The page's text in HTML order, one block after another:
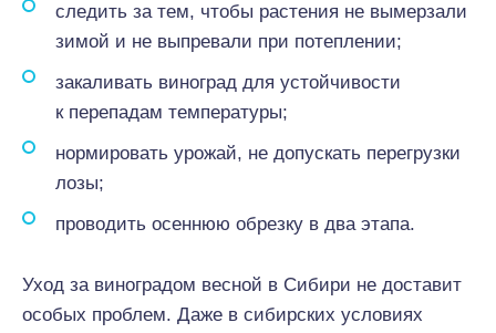
следить за тем, чтобы растения не вымерзали
зимой и не выпревали при потеплении;
закаливать виноград для устойчивости
к перепадам температуры;
нормировать урожай, не допускать перегрузки
лозы;
проводить осеннюю обрезку в два этапа.
Уход за виноградом весной в Сибири не доставит
особых проблем. Даже в сибирских условиях